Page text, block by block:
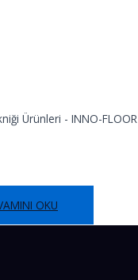
Ürünleri - INNO-FLOOR
OKU